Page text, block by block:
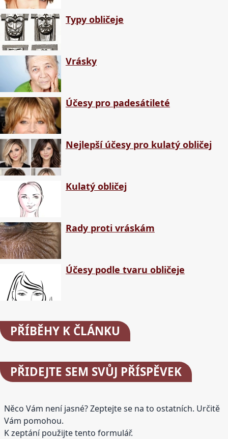
Typy obličeje
Vrásky
Účesy pro padesátileté
Nejlepší účesy pro kulatý obličej
Kulatý obličej
Rady proti vráskám
Účesy podle tvaru obličeje
PŘÍBĚHY K ČLÁNKU
PŘIDEJTE SEM SVŮJ PŘÍSPĚVEK
Něco Vám není jasné? Zeptejte se na to ostatních. Určitě
Vám pomohou.
K zeptání použijte tento formulář.